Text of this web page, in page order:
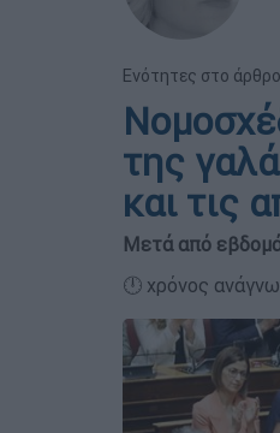
Ενότητες στο
της
και τις
Μετά από
🕛 χρόνος